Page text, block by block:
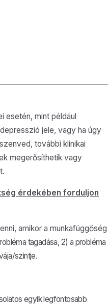
esetén, mint például
jele, vagy ha úgy
további klinikai
megerősíthetik vagy
érdekében forduljon
amikor a munkafüggőség
tagadása, 2) a probléma
szintje.
egyik legfontosabb